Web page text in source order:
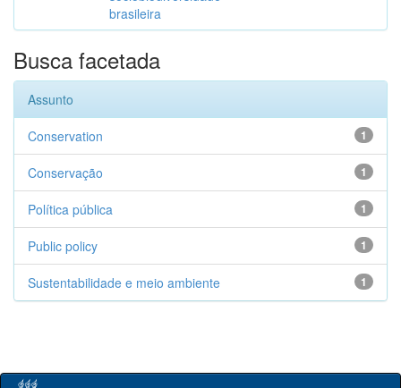
brasileira
Busca facetada
Assunto
1
Conservation
1
Conservação
1
Política pública
1
Public policy
1
Sustentabilidade e meio ambiente